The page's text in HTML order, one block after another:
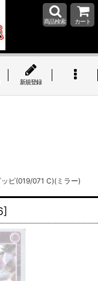
商品検索 カート
新規登録
ッピ(019/071 C)(ミラー)
]